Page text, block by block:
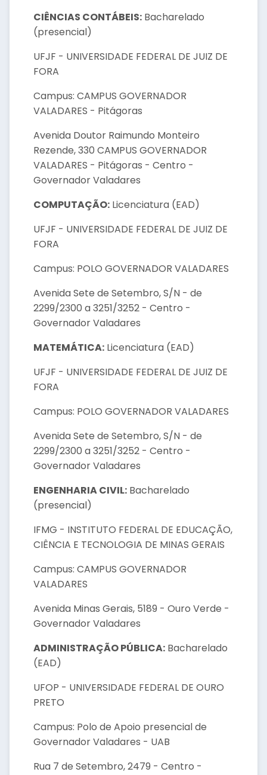
CIÊNCIAS CONTÁBEIS: Bacharelado
(presencial)
UFJF - UNIVERSIDADE FEDERAL DE JUIZ DE
FORA
Campus: CAMPUS GOVERNADOR
VALADARES - Pitágoras
Avenida Doutor Raimundo Monteiro
Rezende, 330 CAMPUS GOVERNADOR
VALADARES - Pitágoras - Centro -
Governador Valadares
COMPUTAÇÃO: Licenciatura (EAD)
UFJF - UNIVERSIDADE FEDERAL DE JUIZ DE
FORA
Campus: POLO GOVERNADOR VALADARES
Avenida Sete de Setembro, S/N - de
2299/2300 a 3251/3252 - Centro -
Governador Valadares
MATEMÁTICA: Licenciatura (EAD)
UFJF - UNIVERSIDADE FEDERAL DE JUIZ DE
FORA
Campus: POLO GOVERNADOR VALADARES
Avenida Sete de Setembro, S/N - de
2299/2300 a 3251/3252 - Centro -
Governador Valadares
ENGENHARIA CIVIL: Bacharelado
(presencial)
IFMG - INSTITUTO FEDERAL DE EDUCAÇÃO,
CIÊNCIA E TECNOLOGIA DE MINAS GERAIS
Campus: CAMPUS GOVERNADOR
VALADARES
Avenida Minas Gerais, 5189 - Ouro Verde -
Governador Valadares
ADMINISTRAÇÃO PÚBLICA: Bacharelado
(EAD)
UFOP - UNIVERSIDADE FEDERAL DE OURO
PRETO
Campus: Polo de Apoio presencial de
Governador Valadares - UAB
Rua 7 de Setembro, 2479 - Centro -